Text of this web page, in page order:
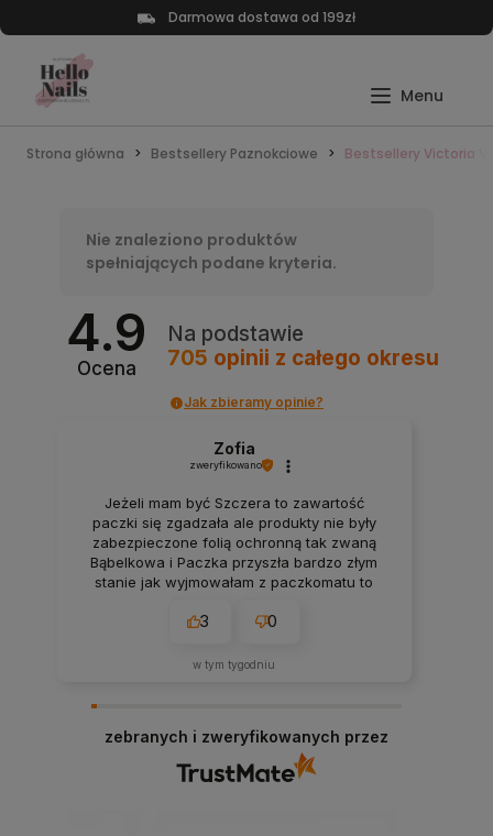
Darmowa dostawa od 199zł
Strona główna Bestsellery Paznokciowe Bestsellery Victoria
Nie znaleziono produktów
spełniających podane kryteria.
4.9
Ocena
Na podstawie
705 opinii z całego okresu
Jak zbieramy opinie?
Zofia
zweryfikowano
Jeżeli mam być Szczera to zawartość
paczki się zgadzała ale produkty nie były
zabezpieczone folią ochronną tak zwaną
Bąbelkowa i Paczka przyszła bardzo złym
stanie jak wyjmowałam z paczkomatu to
rozważałam to czy bym zamówiła drugi raz
3 0
w tym tygodniu
zebranych i zweryfikowanych przez